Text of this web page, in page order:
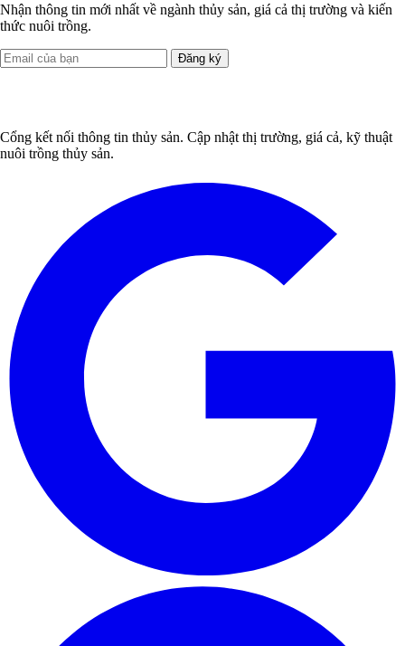
Nhận thông tin mới nhất về ngành thủy sản, giá cả thị trường và kiến
thức nuôi trồng.
Đăng ký
Cổng kết nối thông tin thủy sản. Cập nhật thị trường, giá cả, kỹ thuật
nuôi trồng thủy sản.